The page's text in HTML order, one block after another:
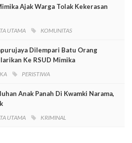
Ajak Warga Tolak Kekerasan
UTAMA KOMUNITAS
Dilempari Batu Orang
Ke RSUD Mimika
PERISTIWA
Anak Panah Di Kwamki Narama,
UTAMA KRIMINAL